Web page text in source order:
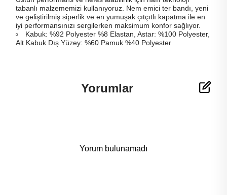
tabanlı malzememizi kullanıyoruz. Nem emici ter bandı, yeni
ve geliştirilmiş siperlik ve en yumuşak çıtçıtlı kapatma ile en
iyi performansınızı sergilerken maksimum konfor sağlıyor.
Kabuk: %92 Polyester %8 Elastan, Astar: %100 Polyester,
Alt Kabuk Dış Yüzey: %60 Pamuk %40 Polyester
Yorumlar
Yorum bulunamadı